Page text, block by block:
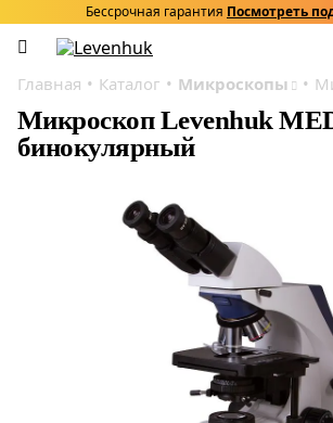
Бессрочная гарантия Посмотреть
Главная Каталог Микроскопы
Микроскоп Levenhuk
бинокулярный